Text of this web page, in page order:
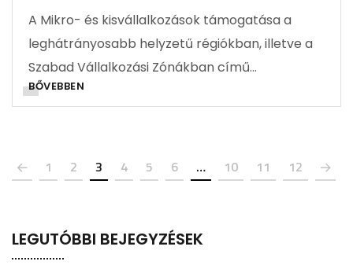
A Mikro- és kisvállalkozások támogatása a
leghátrányosabb helyzetű régiókban, illetve a
Szabad Vállalkozási Zónákban című…
BŐVEBBEN
1 2 3 4 5 6 … 10 11 12
LEGUTÓBBI BEJEGYZÉSEK